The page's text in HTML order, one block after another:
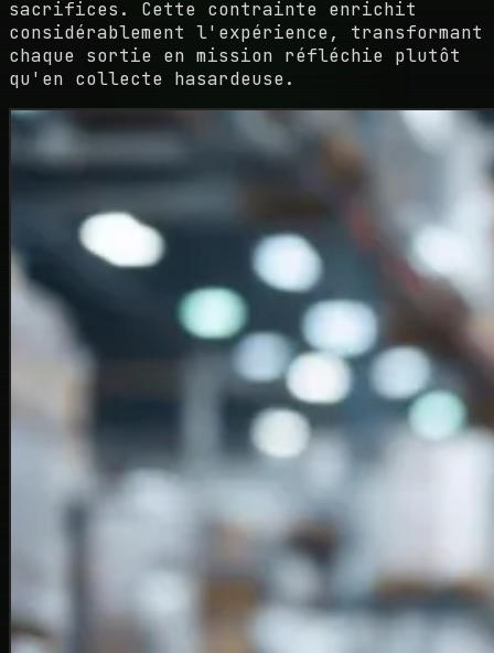
sacrifices. Cette contrainte enrichit
considérablement l'expérience, transformant
chaque sortie en mission réfléchie plutôt
qu'en collecte hasardeuse.